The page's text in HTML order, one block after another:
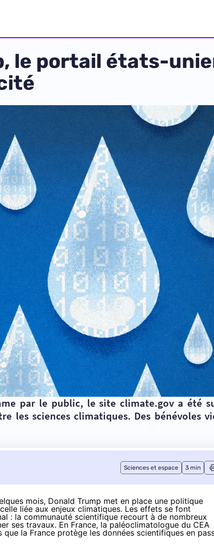
le portail états-
par le public, le site climate.gov a été
les sciences climatiques. Des bénévoles
Sciences et espace 3 min
mois, Donald Trump met en place une politique
liée aux enjeux climatiques. Les effets se font
: la communauté scientifique recourt à de nombreux
ses travaux. En France, la paléoclimatologue du CEA
que la France protège les données scientifiques en